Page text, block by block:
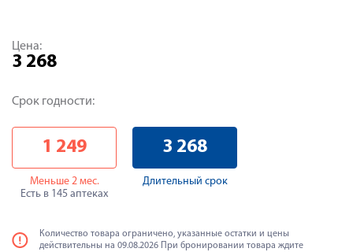
Цена:
3 268
Срок годности:
1 249
Меньше 2 мес.
Есть в 145 аптеках
3 268
Длительный срок
Количество товара ограничено, указанные остатки и цены
действительны на 09.08.2026 При бронировании товара ждите